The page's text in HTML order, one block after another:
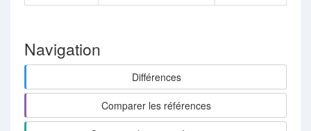
Navigation
Différences
Comparer les références